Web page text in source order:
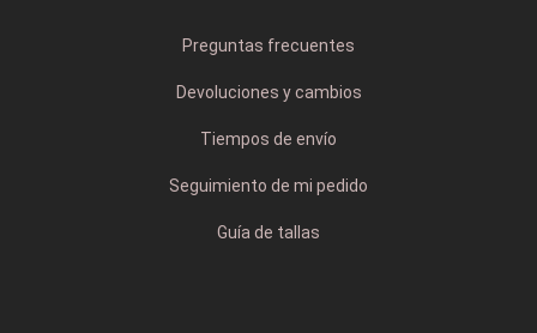
Preguntas frecuentes
Devoluciones y cambios
Tiempos de envío
Seguimiento de mi pedido
Guía de tallas